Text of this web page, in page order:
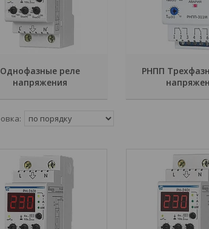
Однофазные реле
напряжения
РНПП